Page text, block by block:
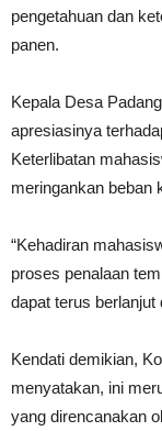
pengetahuan dan
panen.
Kepala Desa
apresiasinya
Keterlibatan
meringankan beban
“Kehadiran
proses penalaan
dapat terus berlanjut
Kendati demikian,
menyatakan, ini
yang direncanakan